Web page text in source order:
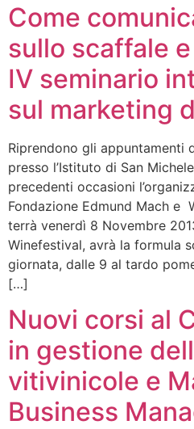
Come
sullo scaffale
IV seminario
sul marketing
Riprendono gli appuntamenti
presso l’Istituto di San
precedenti occasioni
Fondazione Edmund Mach e
terrà venerdì 8 Novembre
Winefestival, avrà la formula
giornata, dalle 9 al tardo
[…]
Nuovi corsi al
in gestione
vitivinicole e
Business